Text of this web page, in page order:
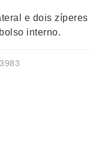
e dois zíperes
interno.